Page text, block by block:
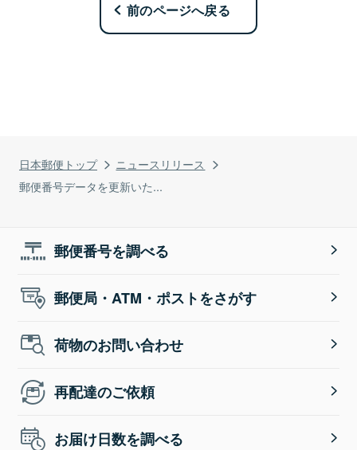
日本郵便トップ
ニュースリリース
郵便番号データを更新いた...
前のページへ戻る
郵便番号を調べる
郵便局・ATM・ポストをさがす
荷物のお問い合わせ
再配達のご依頼
お届け日数を調べる